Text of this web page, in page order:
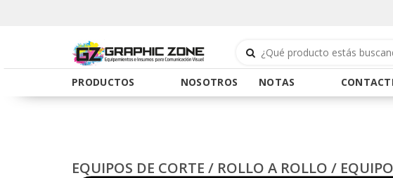
PRODUCTOS NOSOTROS NOTAS
EQUIPOS DE CORTE / ROLLO A ROLLO /